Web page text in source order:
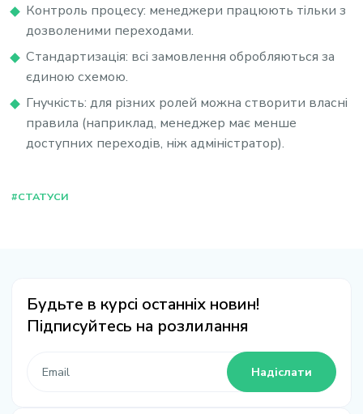
Контроль процесу: менеджери працюють тільки з
дозволеними переходами.
Стандартизація: всі замовлення обробляються за
єдиною схемою.
Гнучкість: для різних ролей можна створити власні
правила (наприклад, менеджер має менше
доступних переходів, ніж адміністратор).
#СТАТУСИ
Будьте в курсі останніх новин!
Підписуйтесь на розлилання
Надіслати